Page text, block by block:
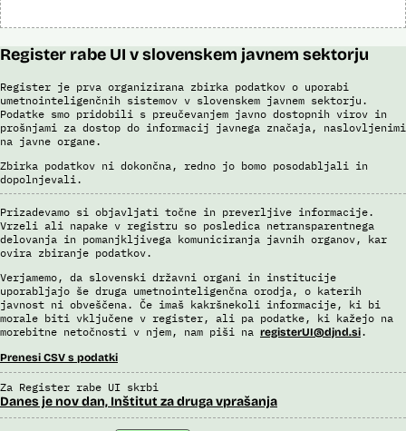
Register rabe UI v slovenskem javnem sektorju
Register je prva organizirana zbirka podatkov o uporabi
umetnointeligenčnih sistemov v slovenskem javnem sektorju.
Podatke smo pridobili s preučevanjem javno dostopnih virov in
prošnjami za dostop do informacij javnega značaja, naslovljenimi
na javne organe.
Zbirka podatkov ni dokončna, redno jo bomo posodabljali in
dopolnjevali.
Prizadevamo si objavljati točne in preverljive informacije.
Vrzeli ali napake v registru so posledica netransparentnega
delovanja in pomanjkljivega komuniciranja javnih organov, kar
ovira zbiranje podatkov.
Verjamemo, da slovenski državni organi in institucije
uporabljajo še druga umetnointeligenčna orodja, o katerih
javnost ni obveščena. Če imaš kakršnekoli informacije, ki bi
morale biti vključene v register, ali pa podatke, ki kažejo na
morebitne netočnosti v njem, nam piši na registerUI@djnd.si.
Prenesi CSV s podatki
Za Register rabe UI skrbi
Danes je nov dan, Inštitut za druga vprašanja